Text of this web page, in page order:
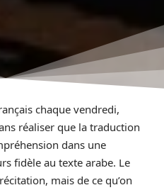
chaque vendredi,
réaliser que la traduction
dans une
fidèle au texte arabe. Le
mais de ce qu’on